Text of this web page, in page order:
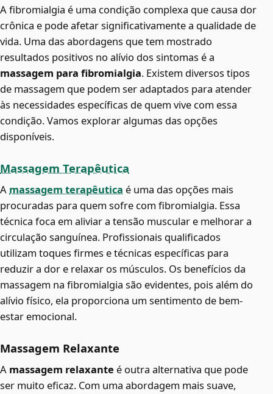
A fibromialgia é uma condição complexa que causa dor
crônica e pode afetar significativamente a qualidade de
vida. Uma das abordagens que tem mostrado
resultados positivos no alívio dos sintomas é a
massagem para fibromialgia. Existem diversos tipos
de massagem que podem ser adaptados para atender
às necessidades específicas de quem vive com essa
condição. Vamos explorar algumas das opções
disponíveis.
Massagem Terapêutica
A massagem terapêutica é uma das opções mais
procuradas para quem sofre com fibromialgia. Essa
técnica foca em aliviar a tensão muscular e melhorar a
circulação sanguínea. Profissionais qualificados
utilizam toques firmes e técnicas específicas para
reduzir a dor e relaxar os músculos. Os benefícios da
massagem na fibromialgia são evidentes, pois além do
alívio físico, ela proporciona um sentimento de bem-
estar emocional.
Massagem Relaxante
A massagem relaxante é outra alternativa que pode
ser muito eficaz. Com uma abordagem mais suave,